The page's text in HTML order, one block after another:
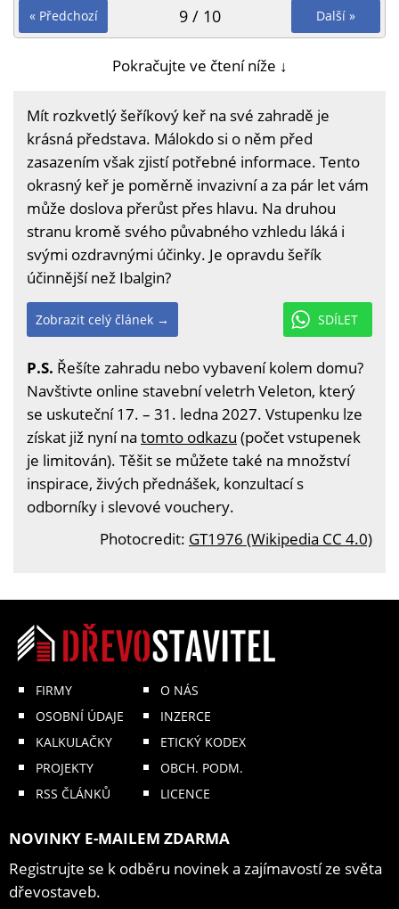
« Předchozí Další »
9 / 10
Pokračujte ve čtení níže ↓
Mít rozkvetlý šeříkový keř na své zahradě je
krásná představa. Málokdo si o něm před
zasazením však zjistí potřebné informace. Tento
okrasný keř je poměrně invazivní a za pár let vám
může doslova přerůst přes hlavu. Na druhou
stranu kromě svého půvabného vzhledu láká i
svými ozdravnými účinky. Je opravdu šeřík
účinnější než Ibalgin?
SDÍLET
Zobrazit celý článek →
P.S. Řešíte zahradu nebo vybavení kolem domu?
Navštivte online stavební veletrh Veleton, který
se uskuteční 17. – 31. ledna 2027. Vstupenku lze
získat již nyní na tomto odkazu (počet vstupenek
je limitován). Těšit se můžete také na množství
inspirace, živých přednášek, konzultací s
odborníky i slevové vouchery.
Photocredit: GT1976 (Wikipedia CC 4.0)
FIRMY
OSOBNÍ ÚDAJE
KALKULAČKY
PROJEKTY
RSS ČLÁNKŮ
O NÁS
INZERCE
ETICKÝ KODEX
OBCH. PODM.
LICENCE
NOVINKY E-MAILEM ZDARMA
Registrujte se k odběru novinek a zajímavostí ze světa
dřevostaveb.